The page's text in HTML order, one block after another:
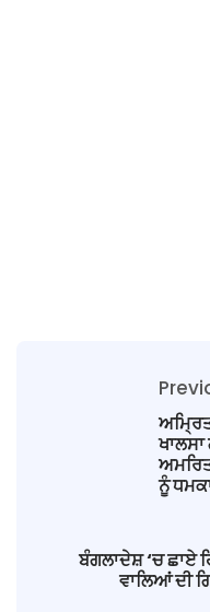
ਨੂੰ
ਬੰਗਲਾਦੇਸ਼ ‘ਚ ਛਾਏ
ਵਾਲਿਆਂ ਦੀ